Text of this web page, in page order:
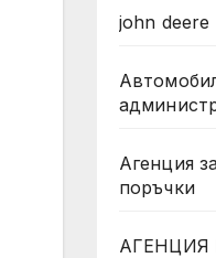
john deere
Агенция
поръчки
АГЕНЦИЯ